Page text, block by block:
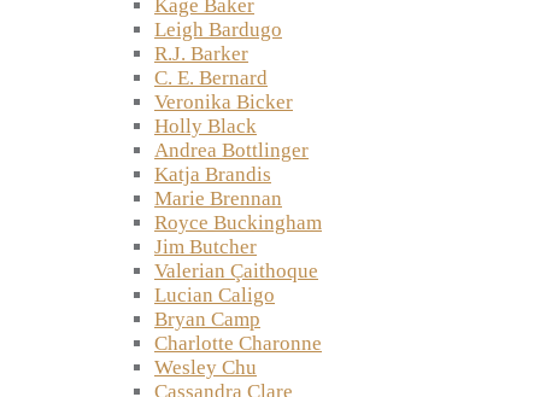
Kage Baker
Leigh Bardugo
R.J. Barker
C. E. Bernard
Veronika Bicker
Holly Black
Andrea Bottlinger
Katja Brandis
Marie Brennan
Royce Buckingham
Jim Butcher
Valerian Çaithoque
Lucian Caligo
Bryan Camp
Charlotte Charonne
Wesley Chu
Cassandra Clare